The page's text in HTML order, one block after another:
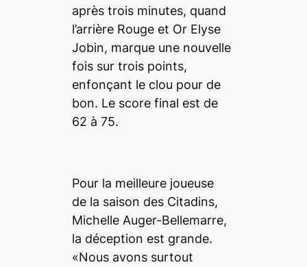
après trois minutes, quand
l’arrière Rouge et Or Elyse
Jobin, marque une nouvelle
fois sur trois points,
enfonçant le clou pour de
bon. Le score final est de
62 à 75.
Pour la meilleure joueuse
de la saison des Citadins,
Michelle Auger-Bellemarre,
la déception est grande.
«Nous avons surtout